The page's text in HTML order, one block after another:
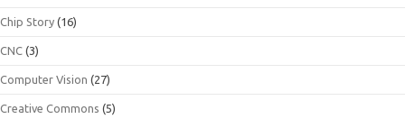
Chip Story (16)
CNC (3)
Computer Vision (27)
Creative Commons (5)